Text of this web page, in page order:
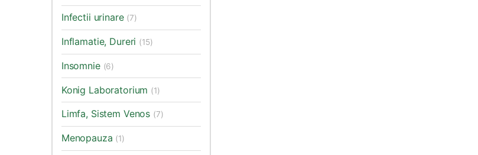
Infectii urinare (7)
Inflamatie, Dureri (15)
Insomnie (6)
Konig Laboratorium (1)
Limfa, Sistem Venos (7)
Menopauza (1)